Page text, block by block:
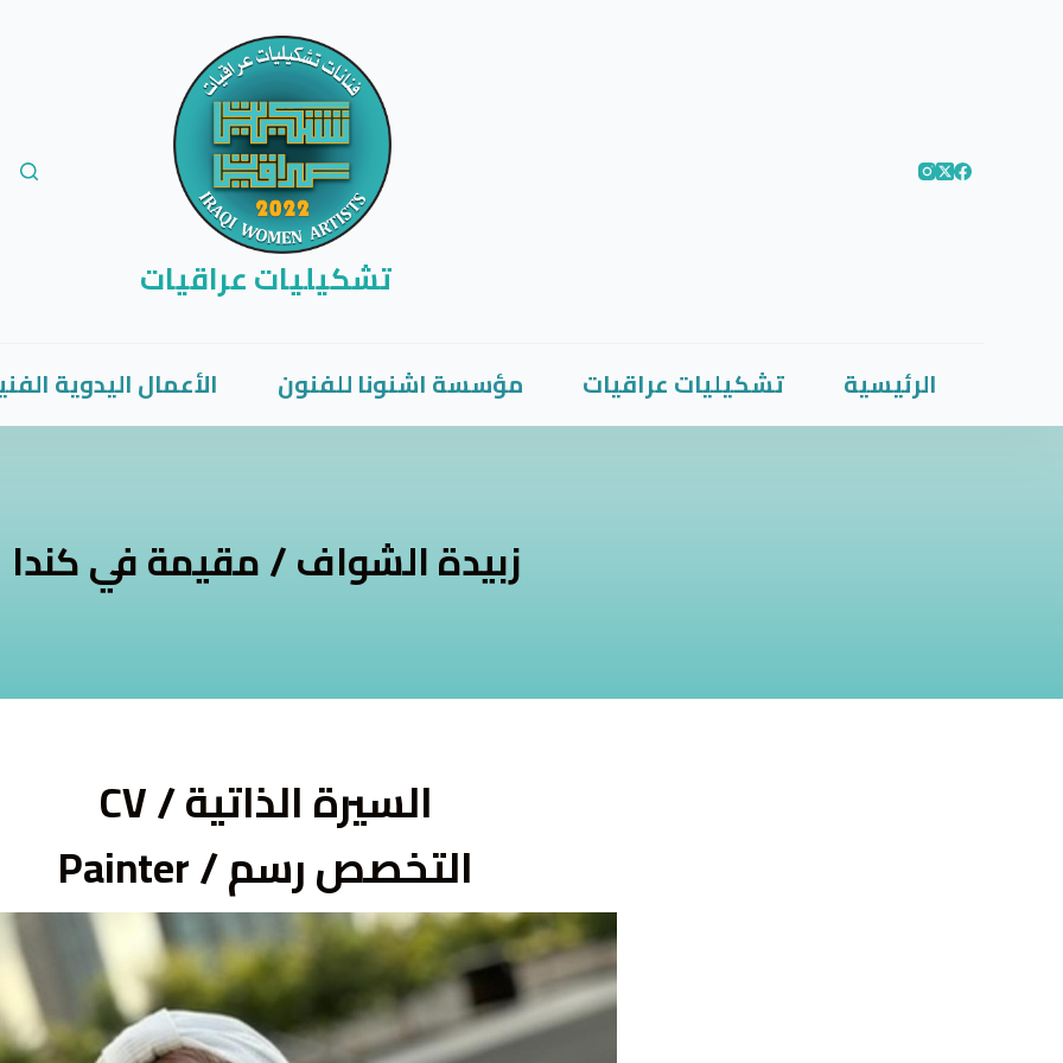
تشكيليات عراقيات
الرئيسية تشكيليات عراقيات مؤسسة اشنونا للفنون الأعمال اليدوية
زبيدة الشواف / مقيمة في كندا
السيرة الذاتية / CV
التخصص رسم / Painter